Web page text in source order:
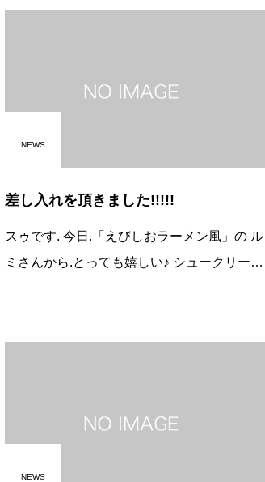
NEWS
差し入れを頂きました!!!!!
スゥです. 今日.「えびしおラーメン風」の ル
ミさんから.とっても嬉しい♪ シュークリーム
NEWS